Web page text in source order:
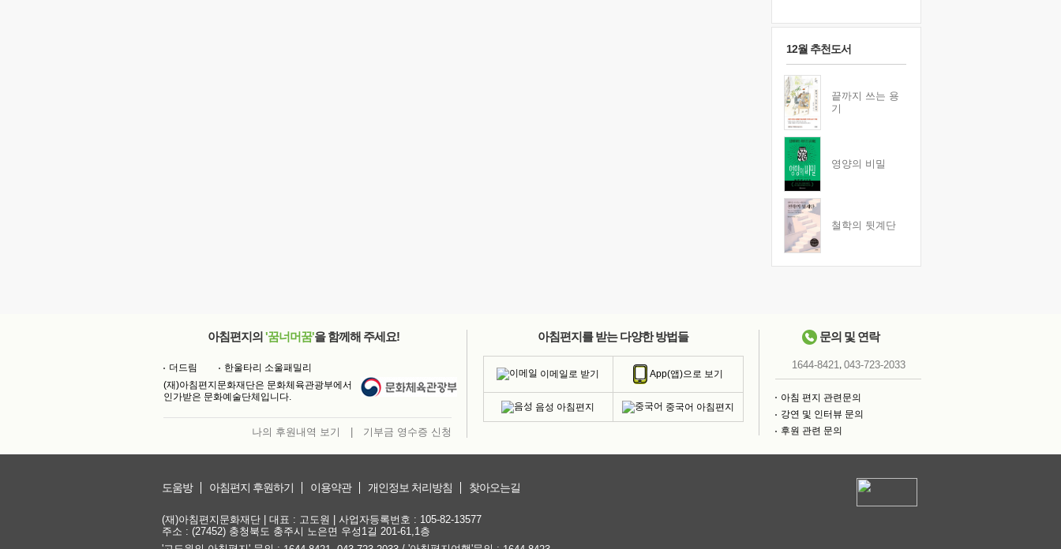
12월 추천도서
끝까지 쓰는 용
기
영양의 비밀
철학의 뒷계단
아침편지의 '꿈너머꿈'을 함께해 주세요!
더드림
한울타리 소울패밀리
(재)아침편지문화재단은 문화체육관광부에서
인가받은 문화예술단체입니다.
나의 후원내역 보기 기부금 영수증 신청
아침편지를 받는 다양한 방법들
이메일로 받기 App(앱)으로 보기
음성 아침편지 중국어 아침편지
문의 및 연락
1644-8421, 043-723-2033
아침 편지 관련문의
강연 및 인터뷰 문의
후원 관련 문의
도움방 아침편지 후원하기 이용약관 개인정보 처리방침 찾아오는길
(재)아침편지문화재단 | 대표 : 고도원 | 사업자등록번호 : 105-82-13577
주소 : (27452) 충청북도 충주시 노은면 우성1길 201-61,1층